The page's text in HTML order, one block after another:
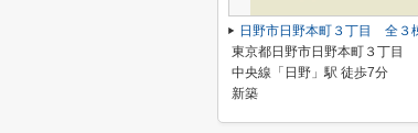
東京都日野市日野本町３丁目
中央線「日野」駅 徒歩7分
新築